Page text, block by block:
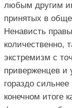
любым другим
принятых в
Ненависть
количественно,
экстремизм с
приверженцев и
гораздо
конечном итоге